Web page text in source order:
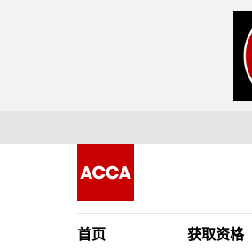
首页 获取资格